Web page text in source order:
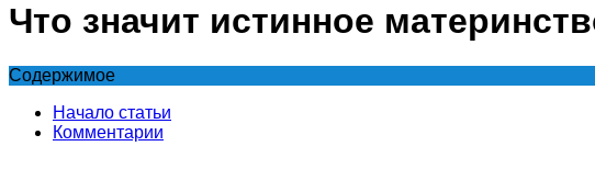
Что значит истинное
Содержимое
Начало статьи
Комментарии